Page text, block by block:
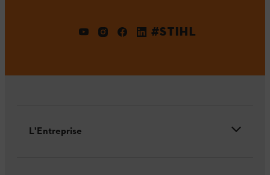
#STIHL
L'Entreprise